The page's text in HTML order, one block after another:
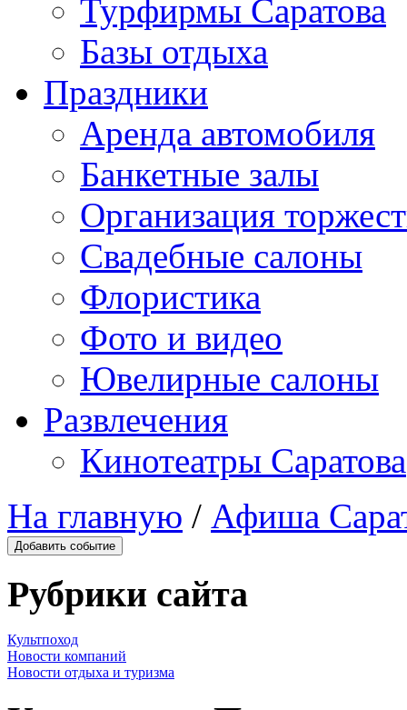
Турфирмы Саратова
Базы отдыха
Праздники
Аренда автомобиля
Банкетные залы
Организация
Свадебные салоны
Флористика
Фото и видео
Ювелирные салоны
Развлечения
Кинотеатры Саратова
На главную / Афиша
Добавить событие
Рубрики сайта
Культпоход
Новости компаний
Новости отдыха и туризма